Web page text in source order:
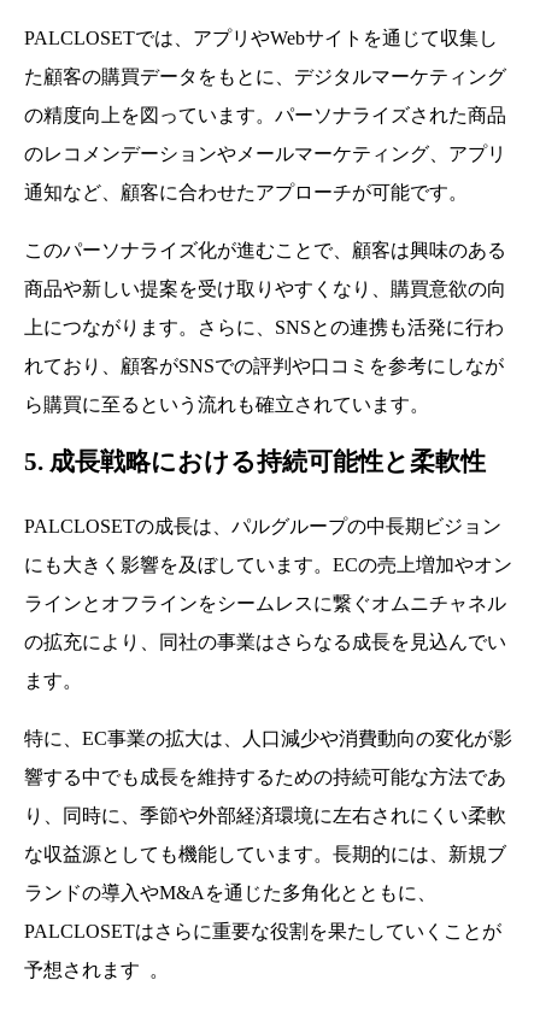
PALCLOSETでは、アプリやWebサイトを通じて収集し
た顧客の購買データをもとに、デジタルマーケティング
の精度向上を図っています。パーソナライズされた商品
のレコメンデーションやメールマーケティング、アプリ
通知など、顧客に合わせたアプローチが可能です。
このパーソナライズ化が進むことで、顧客は興味のある
商品や新しい提案を受け取りやすくなり、購買意欲の向
上につながります。さらに、SNSとの連携も活発に行わ
れており、顧客がSNSでの評判や口コミを参考にしなが
ら購買に至るという流れも確立されています。
5. 成長戦略における持続可能性と柔軟性
PALCLOSETの成長は、パルグループの中長期ビジョン
にも大きく影響を及ぼしています。ECの売上増加やオン
ラインとオフラインをシームレスに繋ぐオムニチャネル
の拡充により、同社の事業はさらなる成長を見込んでい
ます。
特に、EC事業の拡大は、人口減少や消費動向の変化が影
響する中でも成長を維持するための持続可能な方法であ
り、同時に、季節や外部経済環境に左右されにくい柔軟
な収益源としても機能しています。長期的には、新規ブ
ランドの導入やM&Aを通じた多角化とともに、
PALCLOSETはさらに重要な役割を果たしていくことが
予想されます
。